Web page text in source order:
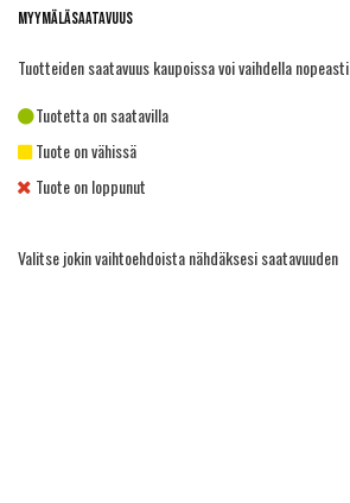
Myymäläsaatavuus
Tuotteiden saatavuus kaupoissa voi vaihdella nopeasti.
Tuotetta on saatavilla
Tuote on vähissä
Tuote on loppunut
Valitse jokin vaihtoehdoista nähdäksesi saatavuuden